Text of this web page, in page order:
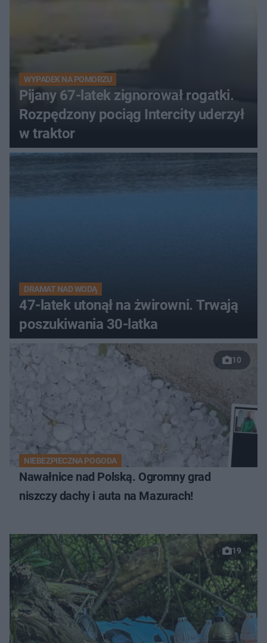
WYPADEK NA POMORZU
Pijany 67-latek zignorował rogatki.
Rozpędzony pociąg Intercity uderzył
w traktor
DRAMAT NAD WODĄ
47-latek utonął na żwirowni. Trwają
poszukiwania 30-latka
10
NIEBEZPIECZNA POGODA
Nawałnice nad Polską. Ogromny grad
niszczy dachy i auta na Mazurach!
19